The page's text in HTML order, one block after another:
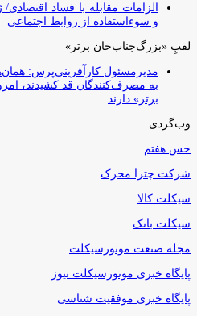
الزامات مقابله با فساد
و سوءاستفاده از روابط اجتماعی
لقبِ «بزرگ‌جناب‌خان برتر»
مدیرمسئول کارآفرینی‌پرس:
به مصرف‌کنندگان قد کشیدند،
برتر» دارند
وب‌گردی
حس هفتم
شرکت چترا محرک
سیکلت کالا
سیکلت بانک
مجله صنعت موتورسیکلت
پایگاه خبری موتورسیکلت نیوز
پایگاه خبری موفقیت شناسی